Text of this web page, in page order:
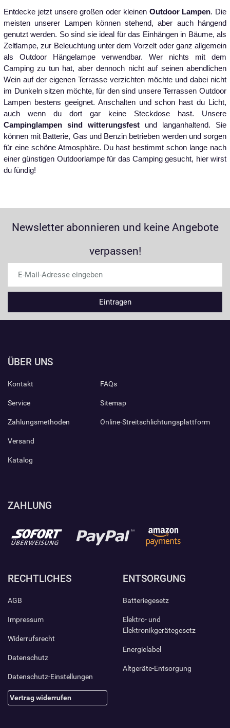
Entdecke jetzt unsere großen oder kleinen Outdoor Lampen. Die
meisten unserer Lampen können stehend, aber auch hängend
genutzt werden. So sind sie ideal für das Einhängen in Bäume, als
Zeltlampe, zur Beleuchtung unter dem Vorzelt oder ganz allgemein
als Outdoor Hängelampe verwendbar. Wer nichts mit dem
Camping zu tun hat, aber dennoch nicht auf seinen abendlichen
Wein auf der eigenen Terrasse verzichten möchte und dabei nicht
im Dunkeln sitzen möchte, für den sind unsere Terrassen Outdoor
Lampen bestens geeignet. Anschalten und schon hast du Licht,
auch wenn du dort gar keine Steckdose hast. Unsere
Campinglampen sind witterungsfest und langanhaltend. Sie
können mit Batterie, Gas und Benzin betrieben werden und sorgen
für eine schöne Atmosphäre. Du hast bestimmt schon lange nach
einer günstigen Outdoorlampe für das Camping gesucht, hier wirst
du fündig!
Newsletter abonnieren und keine Angebote
verpassen!
ÜBER UNS
Kontakt
Service
Zahlungsmethoden
Versand
Katalog
FAQs
Sitemap
Online-Streitschlichtungsplattform
ZAHLUNG
RECHTLICHES
AGB
Impressum
Widerrufsrecht
Datenschutz
Datenschutz-Einstellungen
Vertrag widerrufen
ENTSORGUNG
Batteriegesetz
Elektro- und
Elektronikgerätegesetz
Energielabel
Altgeräte-Entsorgung